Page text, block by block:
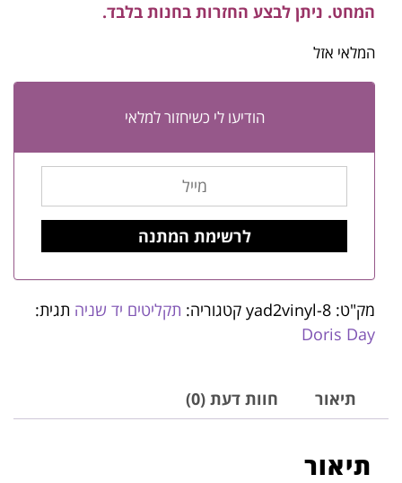
המחט. ניתן לבצע החזרות בחנות בלבד.
המלאי אזל
הודיעו לי כשיחזור למלאי
מק"ט: yad2vinyl-8 קטגוריה: תקליטים יד שניה תגית:
Doris Day
תיאור חוות דעת (0)
תיאור